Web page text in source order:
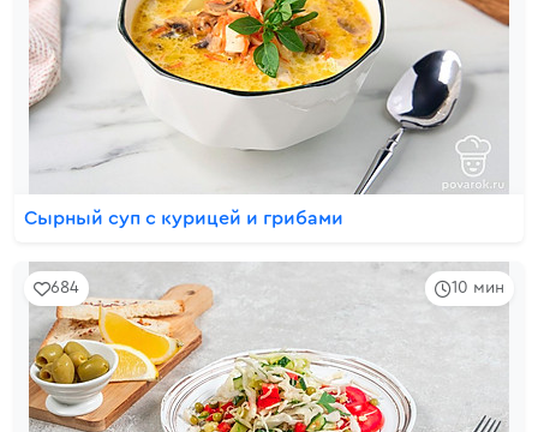
Сырный суп с курицей и грибами
10 мин
684